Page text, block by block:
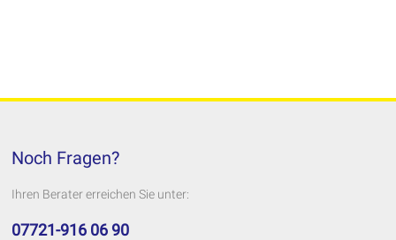
Noch Fragen?
Ihren Berater erreichen Sie unter:
07721-916 06 90